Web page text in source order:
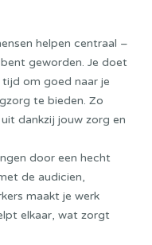
helpen centraal –
geworden. Je doet
om goed naar je
te bieden. Zo
dankzij jouw zorg en
door een hecht
de audicien,
maakt je werk
elkaar, wat zorgt